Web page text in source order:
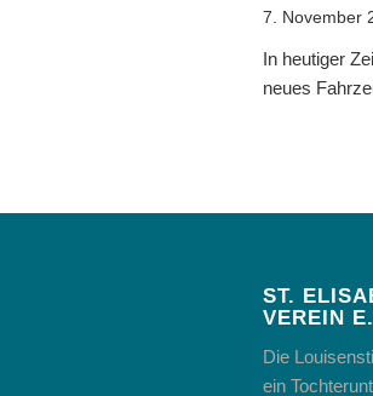
7. November
In heutiger
neues
ST.
VEREIN
Die
ein